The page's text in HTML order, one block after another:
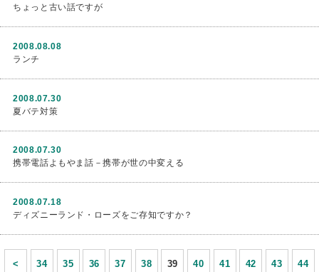
ちょっと古い話ですが
2008.08.08
ランチ
2008.07.30
夏バテ対策
2008.07.30
携帯電話よもやま話－携帯が世の中変える
2008.07.18
ディズニーランド・ローズをご存知ですか？
< 34 35 36 37 38 39 40 41 42 43 44